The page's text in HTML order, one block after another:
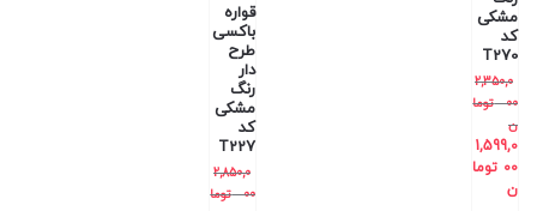
مشکی
کد
T270
2,350,0
00
توما
ن
1,599,0
00 توما
ن
قواره
باکسی
طرح
دار
رنگ
مشکی
کد
T227
2,850,0
00
توما